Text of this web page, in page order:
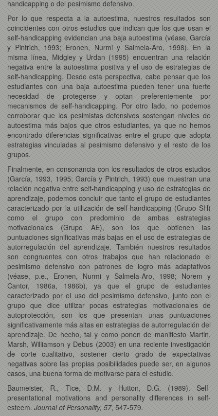
handicapping o del pesimismo defensivo.
Por lo que respecta a la autoestima, nuestros resultados son
coincidentes con otros estudios que indican que los que usan el
self-handicapping evidencian una baja autoestima (véase, García
y Pintrich, 1993; Eronen, Nurmi y Salmela-Aro, 1998). En la
misma línea, Midgley y Urdan (1995) encuentran una relación
negativa entre la autoestima positiva y el uso de estrategias de
self-handicapping. Desde esta perspectiva, cabe pensar que los
estudiantes con una baja autoestima pueden tener una fuerte
necesidad de protegerse y optan preferentemente por
mecanismos de self-handicapping. Por otro lado, no podemos
corroborar que los pesimistas defensivos sostengan niveles de
autoestima más bajos que otros estudiantes, ya que no hemos
encontrado diferencias significativas entre el grupo que adopta
estrategias vinculadas al pesimismo defensivo y el resto de los
grupos.
Finalmente, en consonancia con los resultados de otros estudios
(García, 1993, 1995; García y Pintrich, 1993) que muestran una
relación negativa entre self-handicapping y uso de estrategias de
aprendizaje, podemos concluir que tanto el grupo de estudiantes
caracterizado por la utilización de self-handicapping (Grupo SH)
como el grupo con predominio de ambas estrategias
motivacionales (Grupo AE), son los que obtienen las
puntuaciones significativas más bajas en el uso de estrategias de
autorregulación del aprendizaje. También nuestros resultados
son congruentes con otros trabajos que han relacionado el
pesimismo defensivo con patrones de logro más adaptativos
(véase, p.e., Eronen, Nurmi y Salmela-Aro, 1998; Norem y
Cantor, 1986a, 1986b), ya que el grupo de estudiantes
caracterizado por el uso del pesimismo defensivo, junto con el
grupo que dice utilizar pocas estrategias motivacionales de
autoprotección, son los que presentan unas puntuaciones
significativamente más altas en estrategias de autorregulación del
aprendizaje. De hecho, tal y como ponen de manifiesto Martin,
Marsh, Williamson y Debus (2003) en una reciente investigación
de corte cualitativo, sostener cierto grado de expectativas
negativas sobre las propias posibilidades puede ser, en algunos
casos, una buena forma de motivarse para el estudio.
Baumeister, R., Tice, D.M. y Hutton, D.G. (1989). Self-
presentational motivations and personality differences in self-
esteem. Journal of Personality, 57, 547-579.